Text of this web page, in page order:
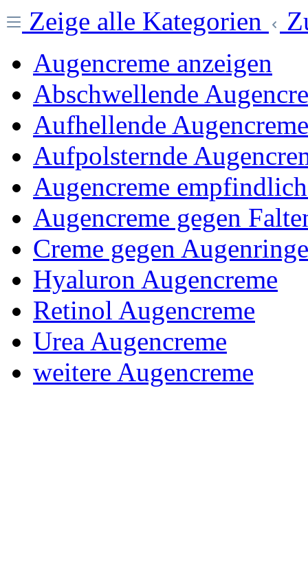
Zeige alle Kategorien
Augencreme anzeigen
Abschwellende
Aufhellende Augencreme
Aufpolsternde
Augencreme
Augencreme gegen
Creme gegen Augenringe
Hyaluron Augencreme
Retinol Augencreme
Urea Augencreme
weitere Augencreme